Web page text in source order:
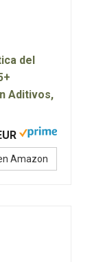
del
Aditivos,
Amazon